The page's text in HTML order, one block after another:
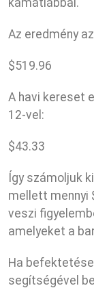
kamatlábbal.
Az eredmény
$519.96
A havi kereset
12-vel:
$43.33
Így számoljuk
mellett mennyi
veszi
amelyeket a
Ha
segítségével